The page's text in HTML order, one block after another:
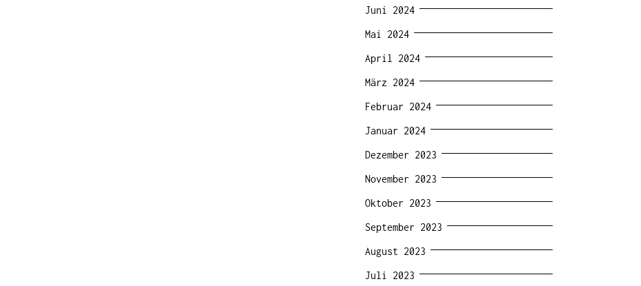
Juni 2024
Mai 2024
April 2024
März 2024
Februar 2024
Januar 2024
Dezember 2023
November 2023
Oktober 2023
September 2023
August 2023
Juli 2023